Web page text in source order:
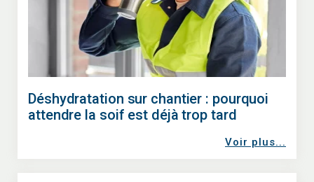
Déshydratation sur chantier : pourquoi
attendre la soif est déjà trop tard
Voir plus...